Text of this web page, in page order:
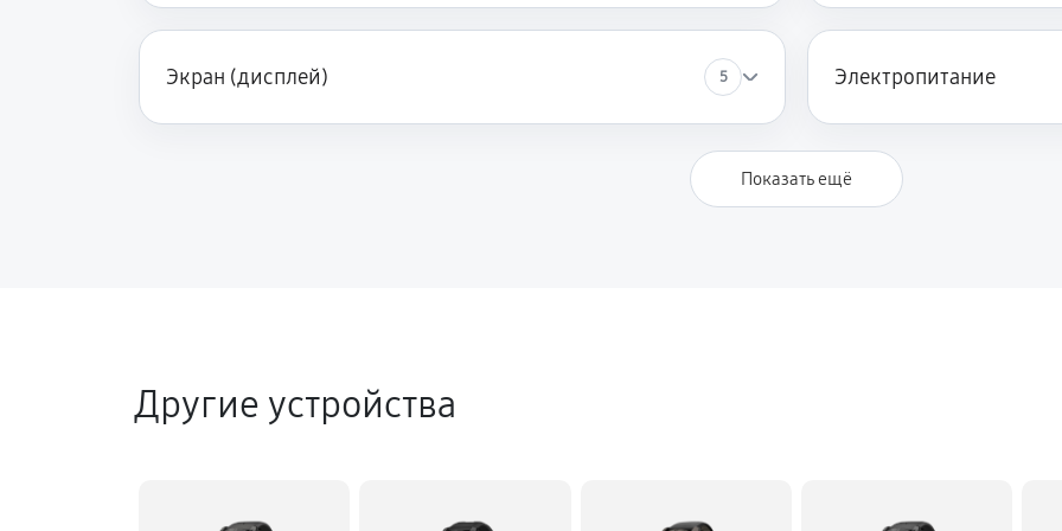
Экран (дисплей) 5 Электропитание
Показать ещё
Другие устройства